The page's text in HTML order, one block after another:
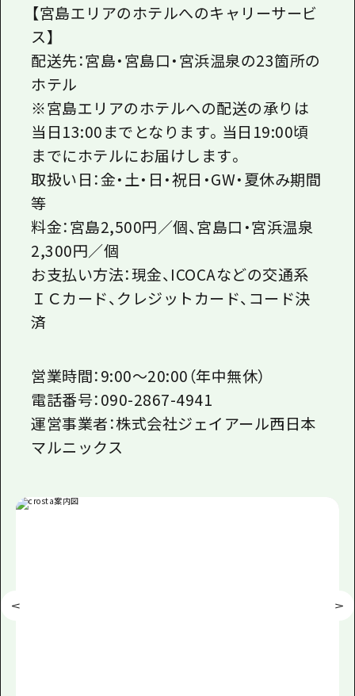
【宮島エリアのホテルへのキャリーサービ
ス】
配送先：宮島・宮島口・宮浜温泉の23箇所の
ホテル
※宮島エリアのホテルへの配送の承りは
当日13:00までとなります。当日19:00頃
までにホテルにお届けします。
取扱い日：金・土・日・祝日・GW・夏休み期間
等
料金：宮島2,500円／個、宮島口・宮浜温泉
2,300円／個
お支払い方法：現金、ICOCAなどの交通系
ＩＣカード、クレジットカード、コード決
済
営業時間：9:00～20:00（年中無休）
電話番号：090-2867-4941
運営事業者：株式会社ジェイアール西日本
マルニックス